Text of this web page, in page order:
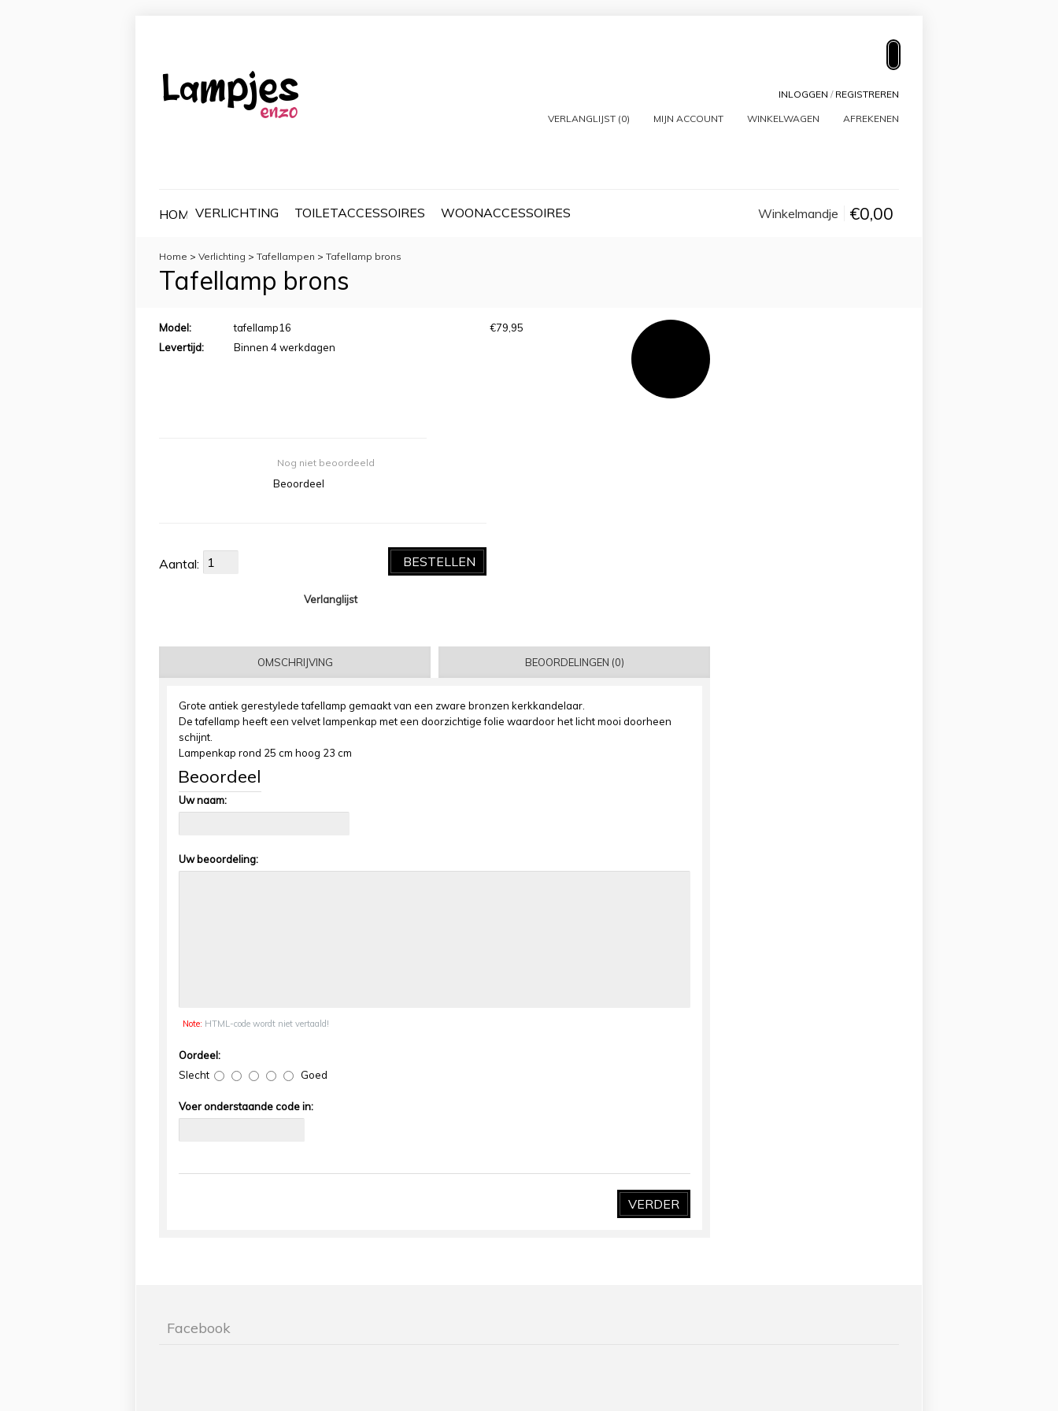
INLOGGEN / REGISTREREN
VERLANGLIJST (0) MIJN ACCOUNT WINKELWAGEN AFREKENEN
HOMEVERLICHTING TOILETACCESSOIRES WOONACCESSOIRES Winkelmandje €0,00
Home > Verlichting > Tafellampen > Tafellamp brons
Tafellamp brons
€79,95
Model:
tafellamp16
Levertijd:
Binnen 4 werkdagen
Nog niet beoordeeld
Beoordeel
Aantal: BESTELLEN
Verlanglijst
OMSCHRIJVING BEOORDELINGEN (0)
Grote antiek gerestylede tafellamp gemaakt van een zware bronzen kerkkandelaar.
De tafellamp heeft een velvet lampenkap met een doorzichtige folie waardoor het licht mooi doorheen
schijnt.
Lampenkap rond 25 cm hoog 23 cm
Beoordeel
Uw naam:
Uw beoordeling:
Note: HTML-code wordt niet vertaald!
Oordeel:
Slecht
Goed
Voer onderstaande code in:
VERDER
Facebook